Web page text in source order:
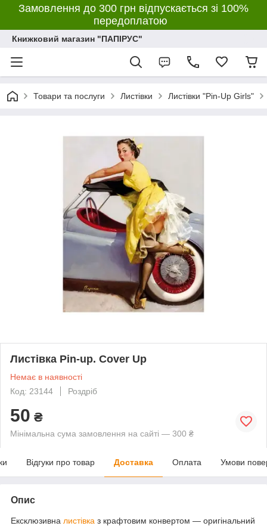
Замовлення до 300 грн відпускається зі 100%
передоплатою
Книжковий магазин "ПАПІРУС"
Товари та послуги Листівки Листівки "Pin-Up Girls"
Листівка Pin-up. Cover Up
Немає в наявності
Код: 23144
Роздріб
50 ₴
Мінімальна сума замовлення на сайті — 300 ₴
Відгуки про товар Доставка Оплата Умови
Опис
Ексклюзивна листівка з крафтовим конвертом — оригінальний